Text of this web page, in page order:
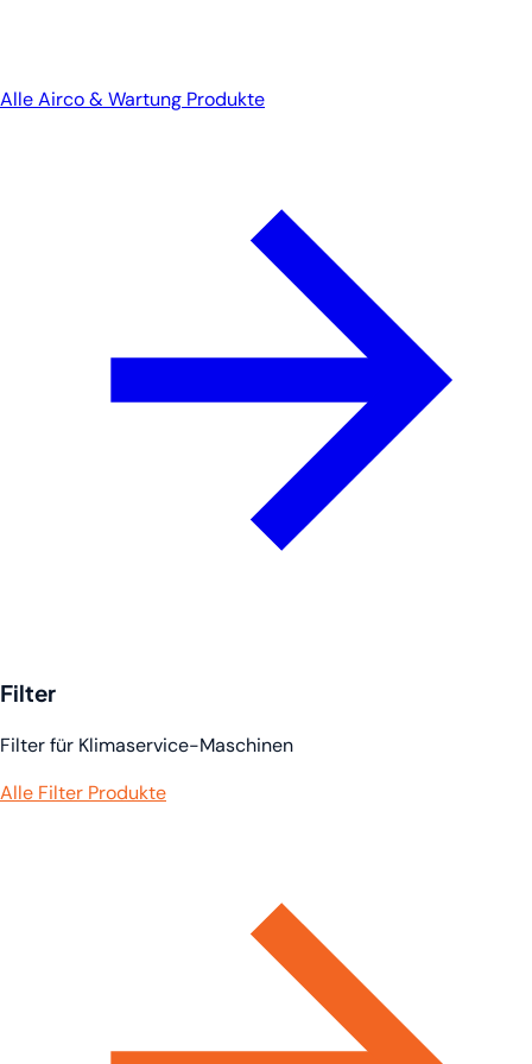
Alle Airco & Wartung Produkte
Filter
Filter für Klimaservice-Maschinen
Alle Filter Produkte